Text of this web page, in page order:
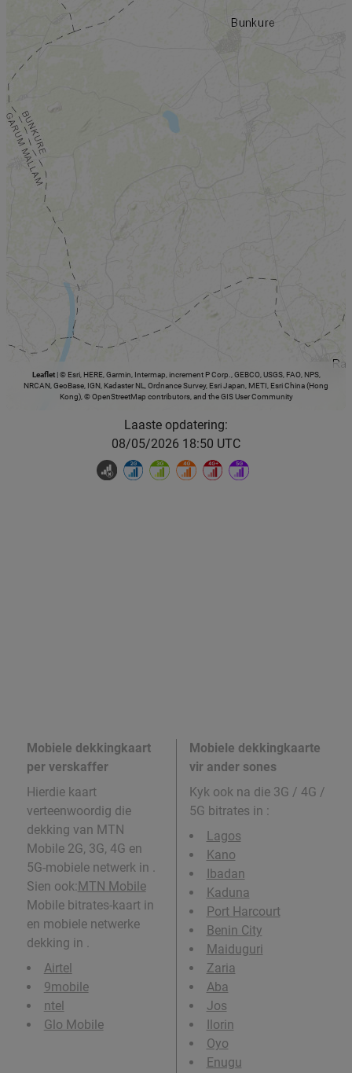
Leaflet © Esri, HERE, Garmin, Intermap, increment P Corp., GEBCO, USGS, FAO, NPS,
NRCAN, GeoBase, IGN, Kadaster NL, Ordnance Survey, Esri Japan, METI, Esri China (Hong
Kong), © OpenStreetMap contributors, and the GIS User Community
Laaste opdatering:
08/05/2026 18:50 UTC
Mobiele dekkingkaart
per verskaffer
Hierdie kaart
verteenwoordig die
dekking van MTN
Mobile 2G, 3G, 4G en
5G-mobiele netwerk in .
Sien ook:MTN Mobile
Mobile bitrates-kaart in
en mobiele netwerke
dekking in .
Airtel
9mobile
ntel
Glo Mobile
Mobiele dekkingkaarte
vir ander sones
Kyk ook na die 3G / 4G /
5G bitrates in :
Lagos
Kano
Ibadan
Kaduna
Port Harcourt
Benin City
Maiduguri
Zaria
Aba
Jos
Ilorin
Oyo
Enugu